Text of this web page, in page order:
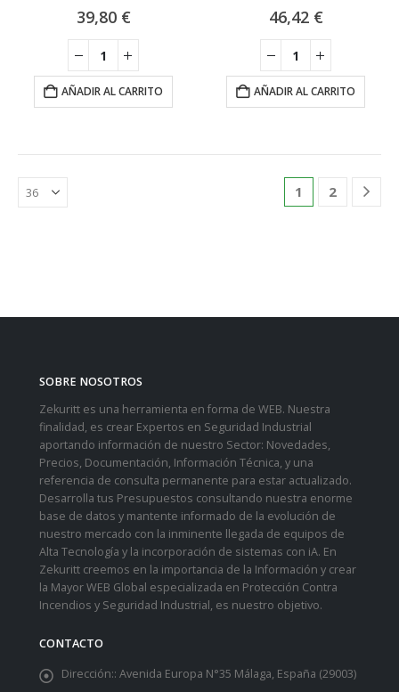
39,80 €
AÑADIR AL CARRITO
46,42 €
AÑADIR AL CARRITO
1 2
SOBRE NOSOTROS
Zekuritt es una herramienta en forma de WEB. Nuestra
finalidad, es crear Expertos en Seguridad Industrial
aportando información de nuestro Sector: Novedades,
Precios, Documentación, Información Técnica, y una
referencia de consulta permanente para estar actualizado.
Desarrolla tus Presupuestos consultando nuestra enorme
base de datos y mantente informado de la evolución de
nuestro mercado con la inminente llegada de equipos de
Alta Tecnología y la incorporación de sistemas con iA. En
Zekuritt creemos en la importancia de la Información y crear
la Mayor WEB Global especializada en Protección Contra
Incendios y Seguridad Industrial, es nuestro objetivo.
CONTACTO
Dirección:: Avenida Europa N°35 Málaga, España (29003)